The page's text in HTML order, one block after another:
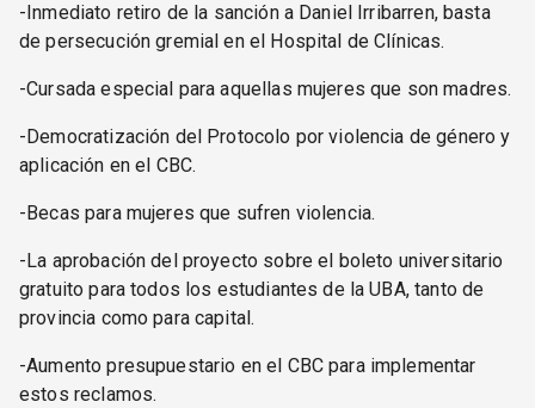
-Inmediato retiro de la sanción a Daniel Irribarren, basta
de persecución gremial en el Hospital de Clínicas.
-Cursada especial para aquellas mujeres que son madres.
-Democratización del Protocolo por violencia de género y
aplicación en el CBC.
-Becas para mujeres que sufren violencia.
-La aprobación del proyecto sobre el boleto universitario
gratuito para todos los estudiantes de la UBA, tanto de
provincia como para capital.
-Aumento presupuestario en el CBC para implementar
estos reclamos.